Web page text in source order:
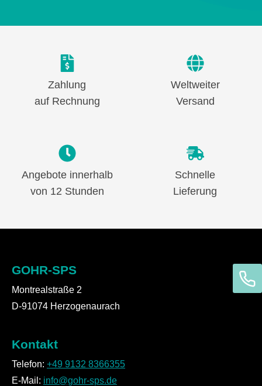
Zahlung
auf Rechnung
Weltweiter
Versand
Angebote innerhalb
von 12 Stunden
Schnelle
Lieferung
GOHR-SPS
Montrealstraße 2
D-91074 Herzogenaurach
Kontakt
Telefon: +49 9132 8366355
E-Mail: info@gohr-sps.de